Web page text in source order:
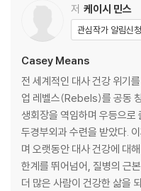
신진대사의 혼란이 불러오는 증
우리의 어린 자녀들이 병들고 있
혈당이 높을수록 치매 위험이
신호를 놓친 잔인한 대가
3장. 의사가 아니라 당신 자신을
의사의 말을 들었더라면
의사의 자살률이 높은 이유
급성 질환일 때는 의사를 믿고
놀라운 규모의 제약업계 로비
의료계의 가장 큰 거짓말
저 케이시 민스
관심작가 알림신청
Casey Means
전 세계적인 대사 건강 위기
업 레벨스(Rebels)를 공동
생회장을 역임하며 우등으로
두경부외과 수련을 받았다.
며 오랫동안 대사 건강에 대
한계를 뛰어넘어, 질병의 근
더 많은 사람이 건강한 삶을